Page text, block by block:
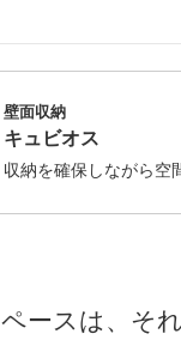
壁面収納
キュビオス
収納を確保しながら空
ースは、そ